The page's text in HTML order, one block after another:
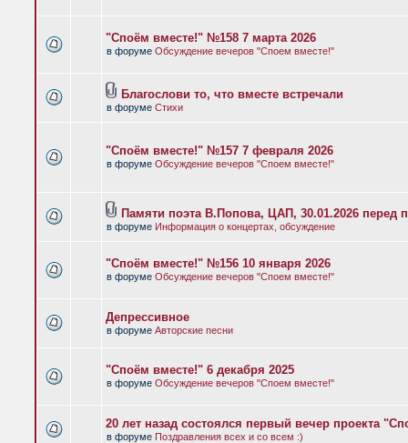
"Споём вместе!" №158 7 марта 2026
в форуме Обсуждение вечеров "Споем вместе!"
Благослови то, что вместе встречали
в форуме Стихи
"Споём вместе!" №157 7 февраля 2026
в форуме Обсуждение вечеров "Споем вместе!"
Памяти поэта В.Попова, ЦАП, 30.01.2026 перед
в форуме Информация о концертах, обсуждение
"Споём вместе!" №156 10 января 2026
в форуме Обсуждение вечеров "Споем вместе!"
Депрессивное
в форуме Авторские песни
"Споём вместе!" 6 декабря 2025
в форуме Обсуждение вечеров "Споем вместе!"
20 лет назад состоялся первый вечер проекта
в форуме Поздравления всех и со всем :)